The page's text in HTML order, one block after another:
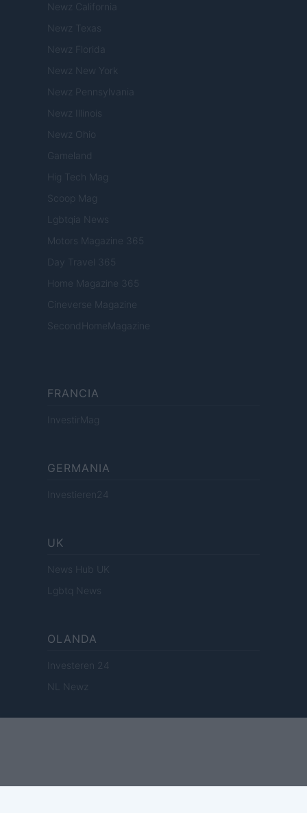
Newz California
Newz Texas
Newz Florida
Newz New York
Newz Pennsylvania
Newz Illinois
Newz Ohio
Gameland
Hig Tech Mag
Scoop Mag
Lgbtqia News
Motors Magazine 365
Day Travel 365
Home Magazine 365
Cineverse Magazine
SecondHomeMagazine
FRANCIA
InvestirMag
GERMANIA
Investieren24
UK
News Hub UK
Lgbtq News
OLANDA
Investeren 24
NL Newz